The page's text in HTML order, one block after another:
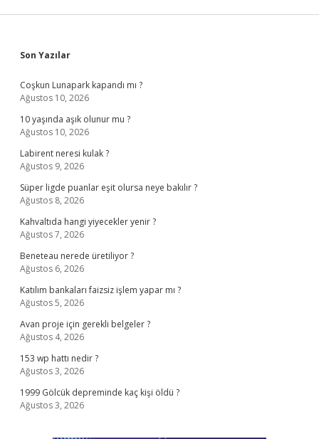
Sidebar
Son Yazılar
Coşkun Lunapark kapandı mı ?
Ağustos 10, 2026
10 yaşında aşık olunur mu ?
Ağustos 10, 2026
Labirent neresi kulak ?
Ağustos 9, 2026
Süper ligde puanlar eşit olursa neye bakılır ?
Ağustos 8, 2026
Kahvaltıda hangi yiyecekler yenir ?
Ağustos 7, 2026
Beneteau nerede üretiliyor ?
Ağustos 6, 2026
Katılım bankaları faizsiz işlem yapar mı ?
Ağustos 5, 2026
Avan proje için gerekli belgeler ?
Ağustos 4, 2026
153 wp hattı nedir ?
Ağustos 3, 2026
1999 Gölcük depreminde kaç kişi öldü ?
Ağustos 3, 2026